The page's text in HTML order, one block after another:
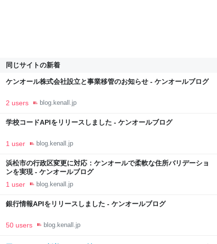
同じサイトの新着
ケンオール株式会社設立と事業移管のお知らせ - ケンオールブログ
2 users blog.kenall.jp
学校コードAPIをリリースしました - ケンオールブログ
1 user blog.kenall.jp
浜松市の行政区変更に対応：ケンオールで柔軟な住所バリデーショ
ンを実現 - ケンオールブログ
1 user blog.kenall.jp
銀行情報APIをリリースしました - ケンオールブログ
50 users blog.kenall.jp